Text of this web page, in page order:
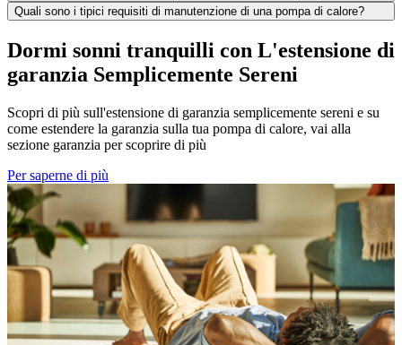
Quali sono i tipici requisiti di manutenzione di una pompa di calore?
Dormi sonni tranquilli con L'estensione di
garanzia Semplicemente Sereni
Scopri di più sull'estensione di garanzia semplicemente sereni e su
come estendere la garanzia sulla tua pompa di calore, vai alla
sezione garanzia per scoprire di più
Per saperne di più